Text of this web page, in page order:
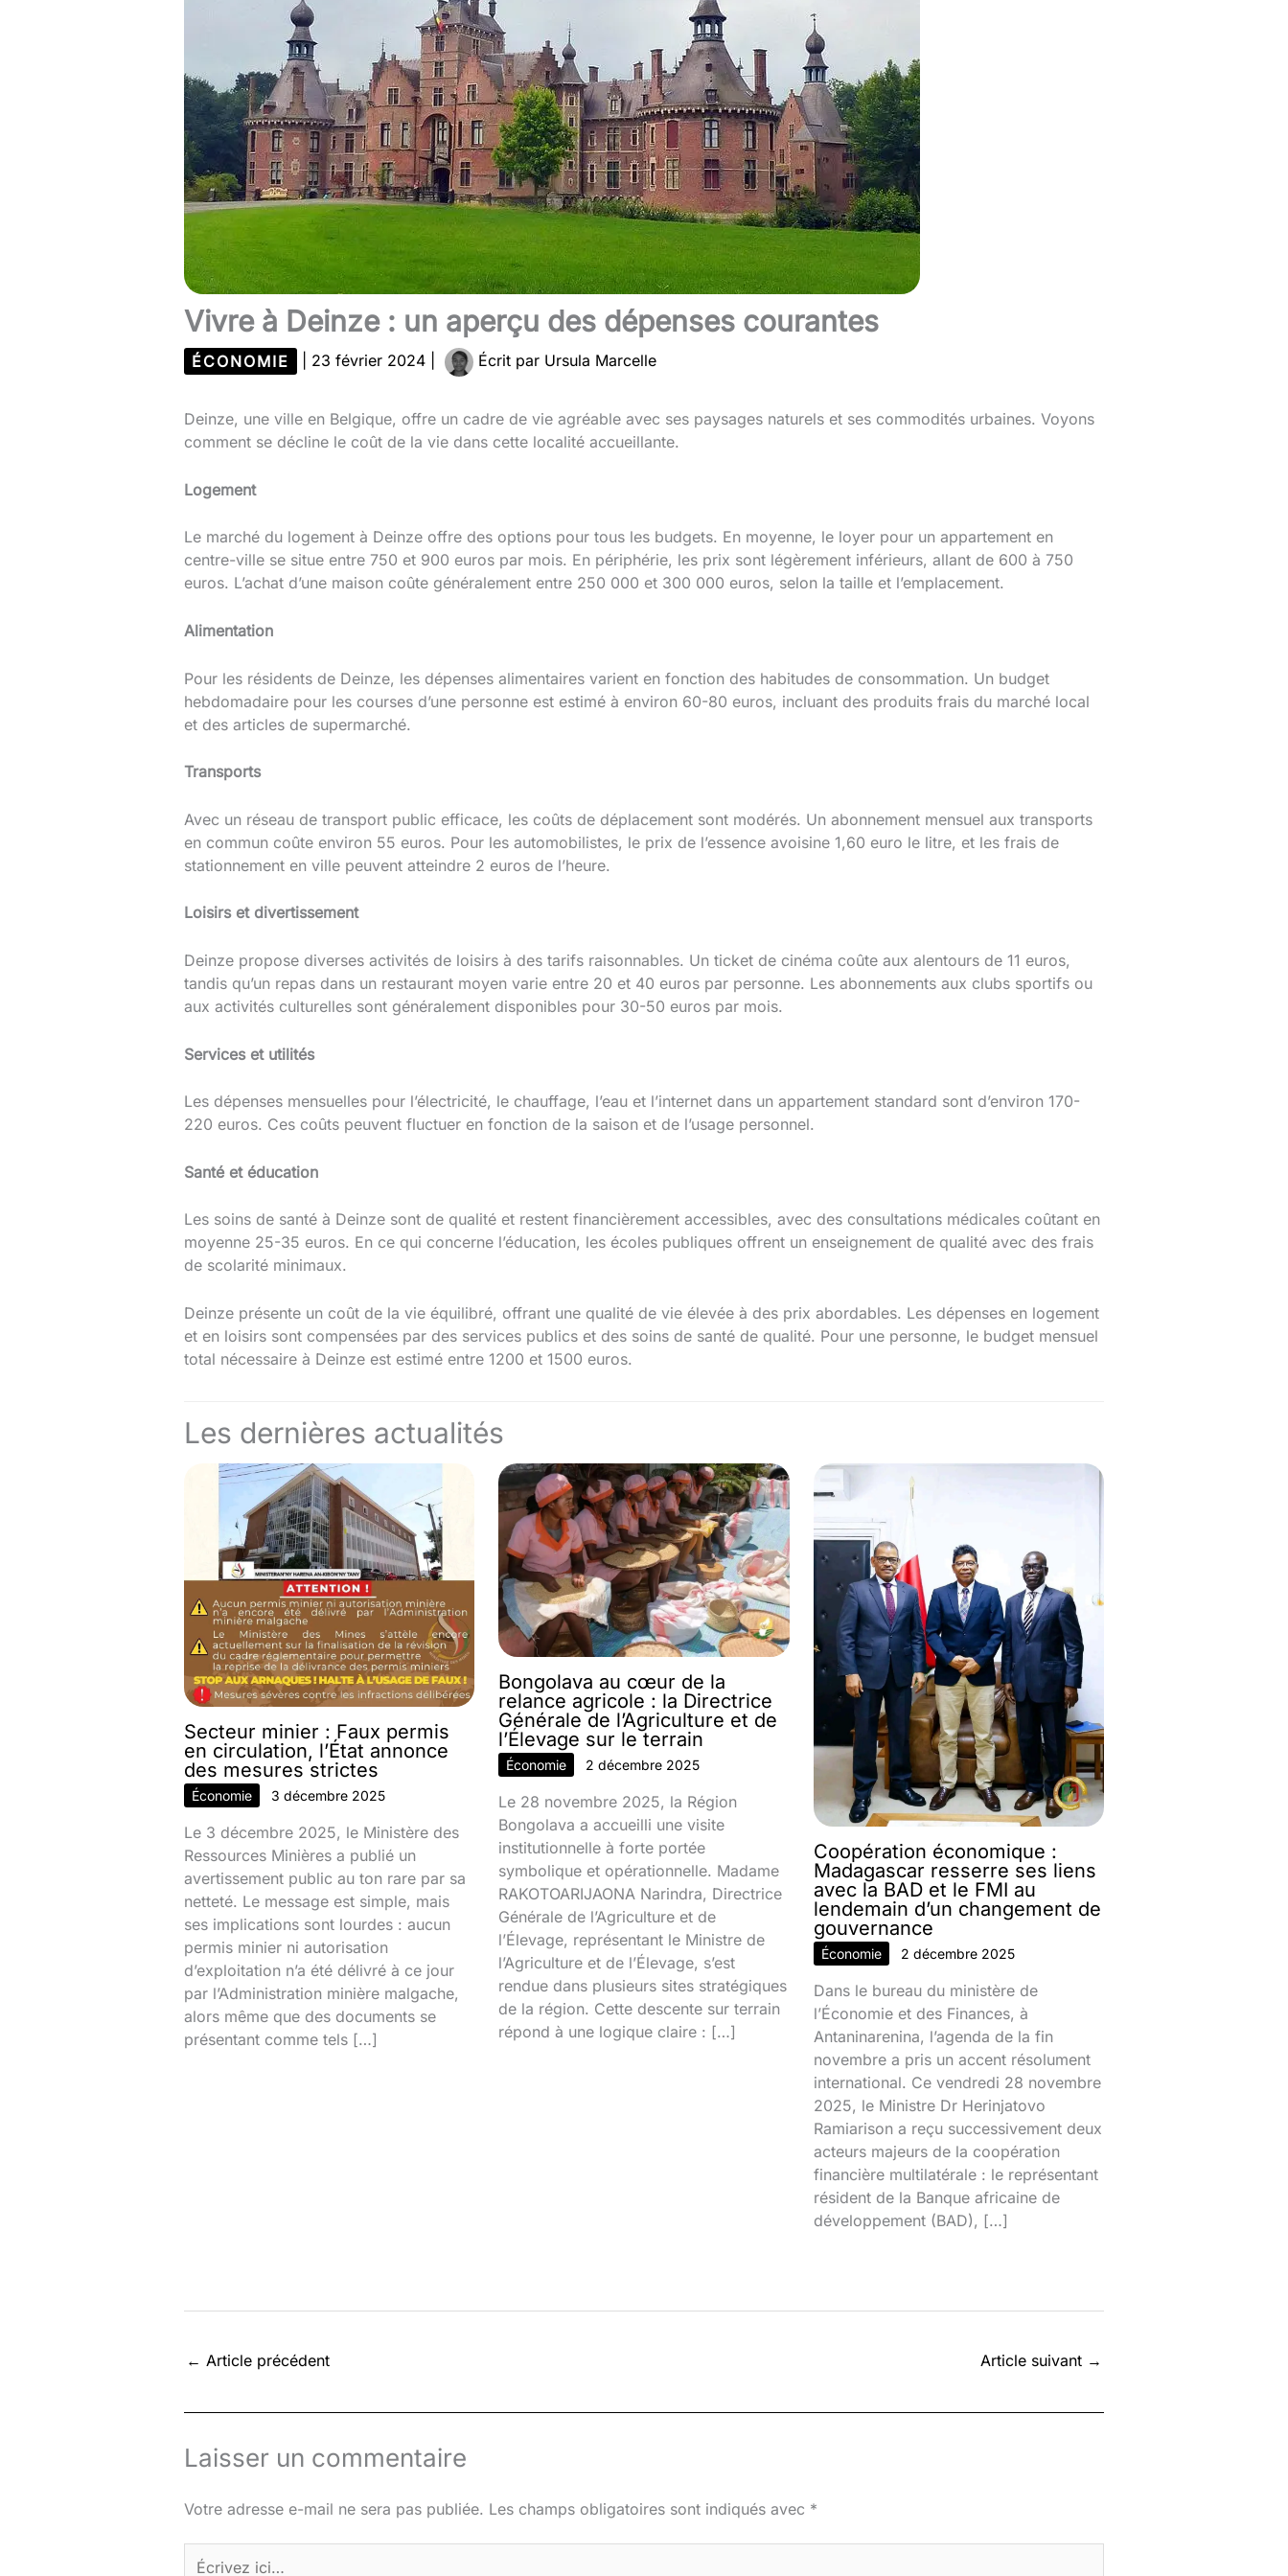
Vivre à Deinze : un aperçu des dépenses courantes
ÉCONOMIE 23 février 2024 Écrit par Ursula Marcelle
Deinze, une ville en Belgique, offre un cadre de vie agréable avec ses paysages naturels et ses commodités urbaines. Voyons
comment se décline le coût de la vie dans cette localité accueillante.
Logement
Le marché du logement à Deinze offre des options pour tous les budgets. En moyenne, le loyer pour un appartement en
centre-ville se situe entre 750 et 900 euros par mois. En périphérie, les prix sont légèrement inférieurs, allant de 600 à 750
euros. L’achat d’une maison coûte généralement entre 250 000 et 300 000 euros, selon la taille et l’emplacement.
Alimentation
Pour les résidents de Deinze, les dépenses alimentaires varient en fonction des habitudes de consommation. Un budget
hebdomadaire pour les courses d’une personne est estimé à environ 60-80 euros, incluant des produits frais du marché local
et des articles de supermarché.
Transports
Avec un réseau de transport public efficace, les coûts de déplacement sont modérés. Un abonnement mensuel aux transports
en commun coûte environ 55 euros. Pour les automobilistes, le prix de l’essence avoisine 1,60 euro le litre, et les frais de
stationnement en ville peuvent atteindre 2 euros de l’heure.
Loisirs et divertissement
Deinze propose diverses activités de loisirs à des tarifs raisonnables. Un ticket de cinéma coûte aux alentours de 11 euros,
tandis qu’un repas dans un restaurant moyen varie entre 20 et 40 euros par personne. Les abonnements aux clubs sportifs ou
aux activités culturelles sont généralement disponibles pour 30-50 euros par mois.
Services et utilités
Les dépenses mensuelles pour l’électricité, le chauffage, l’eau et l’internet dans un appartement standard sont d’environ 170-
220 euros. Ces coûts peuvent fluctuer en fonction de la saison et de l’usage personnel.
Santé et éducation
Les soins de santé à Deinze sont de qualité et restent financièrement accessibles, avec des consultations médicales coûtant en
moyenne 25-35 euros. En ce qui concerne l’éducation, les écoles publiques offrent un enseignement de qualité avec des frais
de scolarité minimaux.
Deinze présente un coût de la vie équilibré, offrant une qualité de vie élevée à des prix abordables. Les dépenses en logement
et en loisirs sont compensées par des services publics et des soins de santé de qualité. Pour une personne, le budget mensuel
total nécessaire à Deinze est estimé entre 1200 et 1500 euros.
Les dernières actualités
Secteur minier : Faux permis
en circulation, l’État annonce
des mesures strictes
Économie 3 décembre 2025
Le 3 décembre 2025, le Ministère des
Ressources Minières a publié un
avertissement public au ton rare par sa
netteté. Le message est simple, mais
ses implications sont lourdes : aucun
permis minier ni autorisation
d’exploitation n’a été délivré à ce jour
par l’Administration minière malgache,
alors même que des documents se
présentant comme tels […]
Bongolava au cœur de la
relance agricole : la Directrice
Générale de l’Agriculture et de
l’Élevage sur le terrain
Économie 2 décembre 2025
Le 28 novembre 2025, la Région
Bongolava a accueilli une visite
institutionnelle à forte portée
symbolique et opérationnelle. Madame
RAKOTOARIJAONA Narindra, Directrice
Générale de l’Agriculture et de
l’Élevage, représentant le Ministre de
l’Agriculture et de l’Élevage, s’est
rendue dans plusieurs sites stratégiques
de la région. Cette descente sur terrain
répond à une logique claire : […]
Coopération économique :
Madagascar resserre ses liens
avec la BAD et le FMI au
lendemain d’un changement de
gouvernance
Économie 2 décembre 2025
Dans le bureau du ministère de
l’Économie et des Finances, à
Antaninarenina, l’agenda de la fin
novembre a pris un accent résolument
international. Ce vendredi 28 novembre
2025, le Ministre Dr Herinjatovo
Ramiarison a reçu successivement deux
acteurs majeurs de la coopération
financière multilatérale : le représentant
résident de la Banque africaine de
développement (BAD), […]
← Article précédent Article suivant →
Laisser un commentaire
Votre adresse e-mail ne sera pas publiée. Les champs obligatoires sont indiqués avec *
Écrivez